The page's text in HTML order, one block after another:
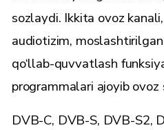
sozlaydi. Ikkita ovoz
audiotizim,
qo‘llab-quvvatlash
programmalari ajoyib ovoz
DVB-C, DVB-S, DVB-S2,